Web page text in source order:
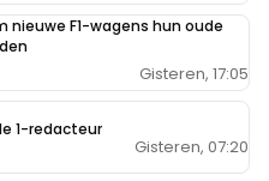
nieuwe F1-wagens hun oude
Gisteren, 17:05
1-redacteur
Gisteren, 07:20